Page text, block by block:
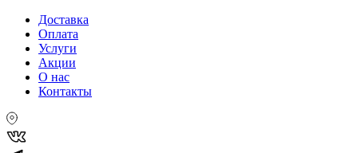
Доставка
Оплата
Услуги
Акции
О нас
Контакты